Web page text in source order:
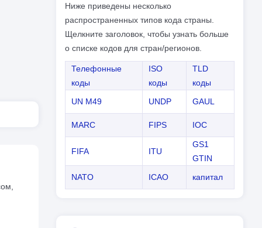
Ниже приведены несколько
распространенных типов кода страны.
Щелкните заголовок, чтобы узнать больше
о списке кодов для стран/регионов.
Телефонные
коды
ISO
коды
TLD
коды
UN M49
UNDP GAUL
MARC FIPS IOC
FIFA ITU
GS1
GTIN
NATO
ICAO капитал